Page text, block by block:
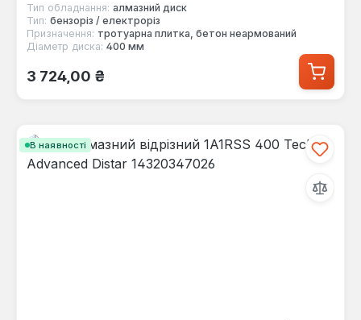
Тип обладнання: алмазний диск
Тип: бензоріз / електроріз
Призначення: тротуарна плитка, бетон неармований
Діаметр диска: 400 мм
Звичайна ціна:
3 724,00 ₴
В наявності